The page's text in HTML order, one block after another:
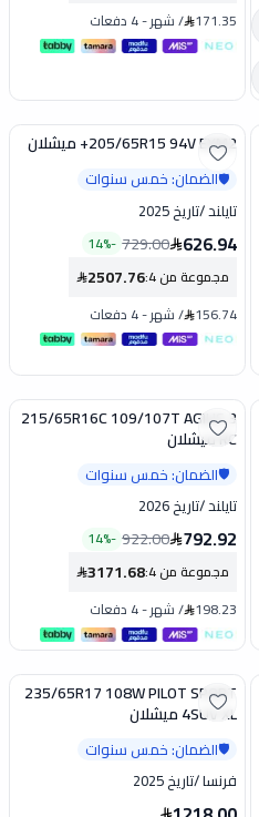
171.35
/شهر-4 دفعات
تخفيض 205/65R15 94V EXM2+ ميشلان
🛡️الضمان: خمس سنوات
تايلند/تاريخ 2025
626.94
729.00
-
14%
مجموعة من 4 :
2507.76
156.74
/شهر-4 دفعات
تخفيض
215/65R16C 109/107T AGILIS 3
RC ميشلان
🛡️الضمان: خمس سنوات
تايلند/تاريخ 2026
792.92
922.00
-
14%
مجموعة من 4 :
3171.68
198.23
/شهر-4 دفعات
235/65R17 108W PILOT SPORT
4SUV XL ميشلان
🛡️الضمان: خمس سنوات
فرنسا/تاريخ 2025